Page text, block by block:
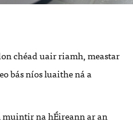
chéad uair riamh, meastar
bás níos luaithe ná a
na hÉireann ar an